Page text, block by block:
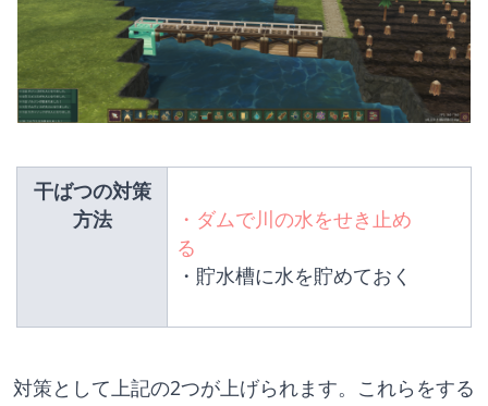
干ばつの対策
方法
・ダムで川の水をせき止め
る
・貯水槽に水を貯めておく
対策として上記の2つが上げられます。これらをする